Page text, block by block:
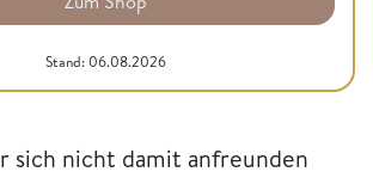
Stand: 06.08.2026
sich nicht damit anfreunden